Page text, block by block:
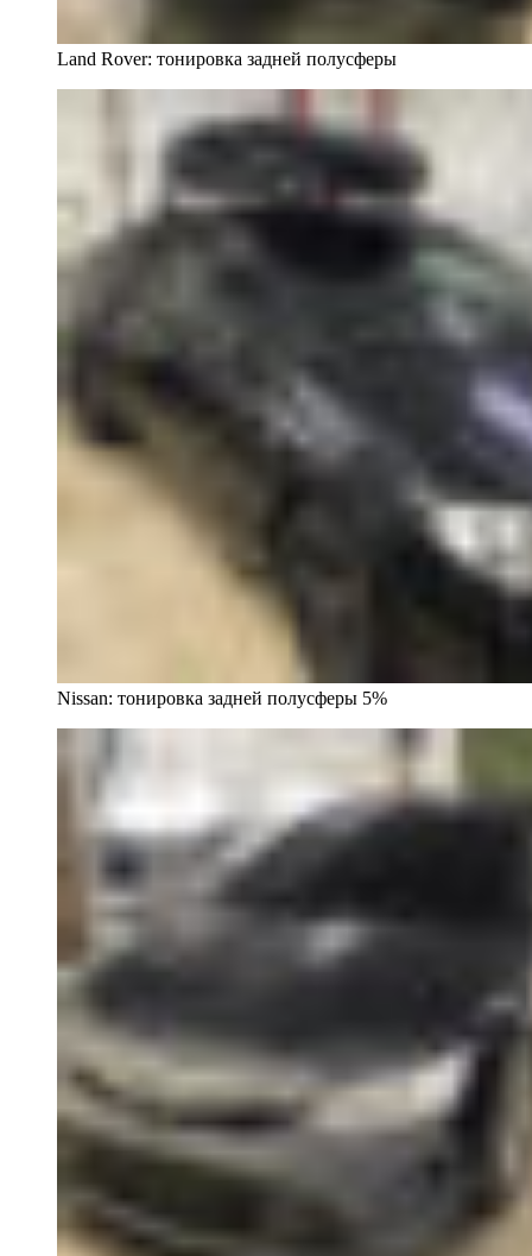
Land Rover: тонировка задней полусферы
Nissan: тонировка задней полусферы 5%